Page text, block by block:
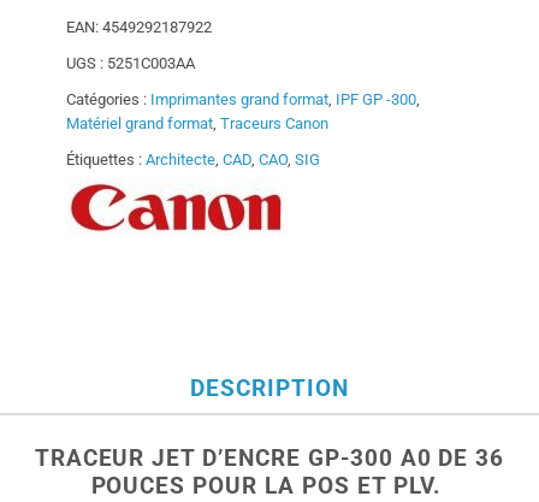
était :
3
500,00€.
2
990,00€.
EAN: 4549292187922
UGS : 5251C003AA
Catégories : Imprimantes grand format IPF GP -300
Matériel grand format Traceurs Canon
Étiquettes : Architecte CAD CAO, SIG
DESCRIPTION
TRACEUR JET D’ENCRE GP-300 A0 DE 36
POUCES POUR LA POS ET PLV.